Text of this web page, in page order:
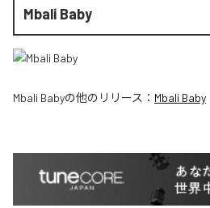
Mbali Baby
Mbali Babyの他のリリース： Mbali Baby